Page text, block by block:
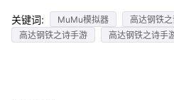
关键词: MuMu模拟器 高达钢铁
高达钢铁之诗手游
高达钢铁之诗手